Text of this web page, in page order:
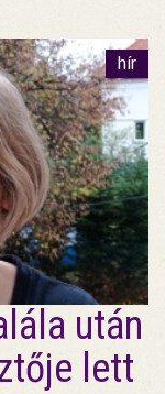
hír
után
lett